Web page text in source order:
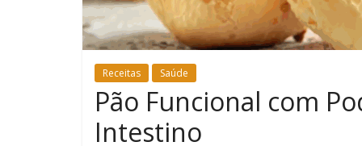
Receitas Saúde
Pão Funcional com
Intestino